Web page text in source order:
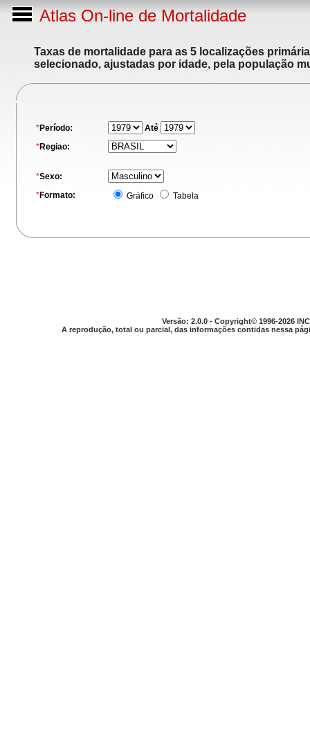
Atlas On-line de Mortalidade
Taxas de mortalidade para as 5 localizações
selecionado, ajustadas por idade, pela população
*Período:
Até
*Regiao:
*Sexo:
*Formato: Gráfico Tabela
Versão: 2.0.0 - Copyright© 1996-2026
A reprodução, total ou parcial, das informações contidas nessa